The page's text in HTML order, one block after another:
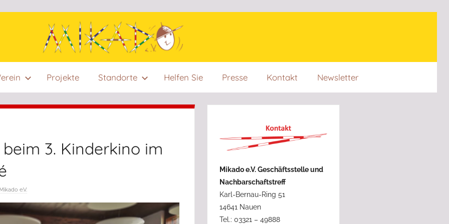
Mikado
e:V.
e.V.
wurde
im
von
die
Projekte Standorte Helfen Sie Presse Kontakt Newsletter
3. Kinderkino im
Mikado e.V.
Mikado e.V. Geschäftsstelle und
Nachbarschaftstreff
Karl-Bernau-Ring 51
14641 Nauen
Tel.: 03321 – 49888